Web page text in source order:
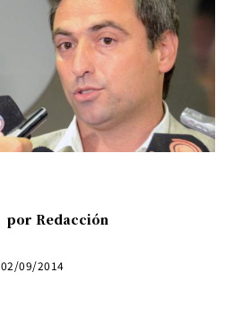
por Redacción
02/09/2014